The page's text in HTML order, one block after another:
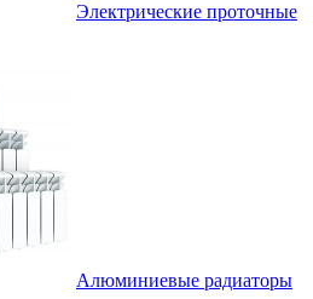
Электрические проточные
Алюминиевые радиаторы